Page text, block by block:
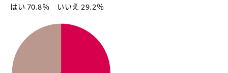
はい 70.8％ いいえ 29.2％